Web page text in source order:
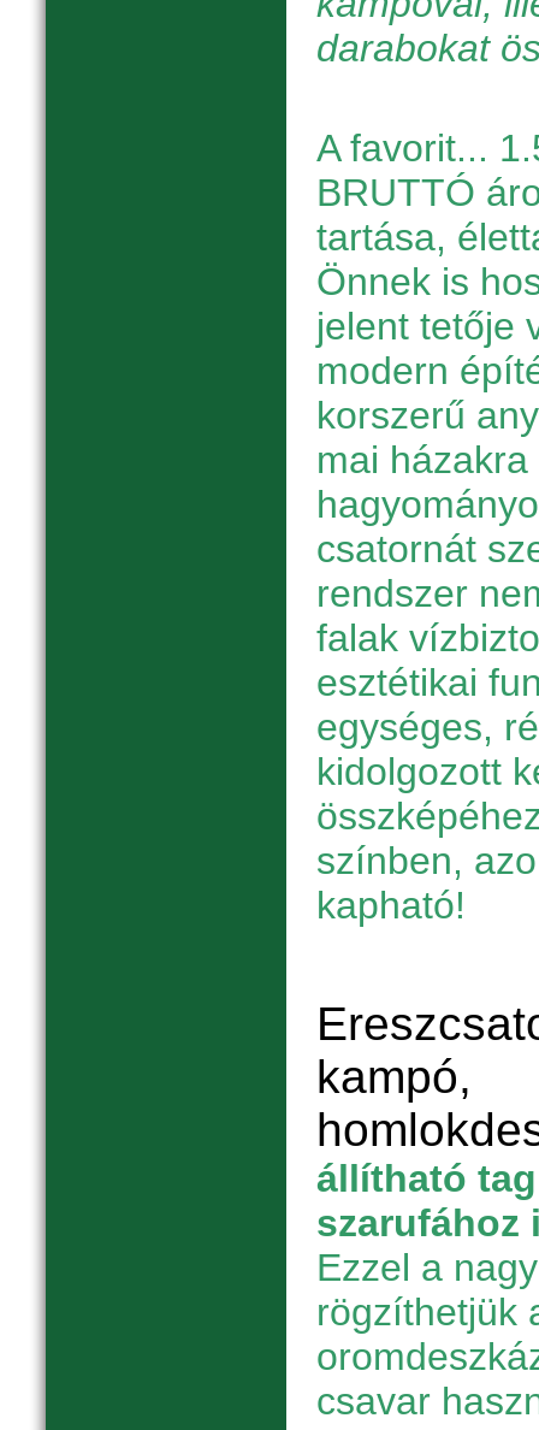
darabokat
A favorit...
BRUTTÓ
tartása,
Önnek is
jelent tetője
modern
korszerű
mai
csatornát
rendszer
falak
esztétikai
egységes,
kidolgozott
színben,
kapható!
kampó,
állítható
szarufához
Ezzel a
rögzíthetjük
csavar